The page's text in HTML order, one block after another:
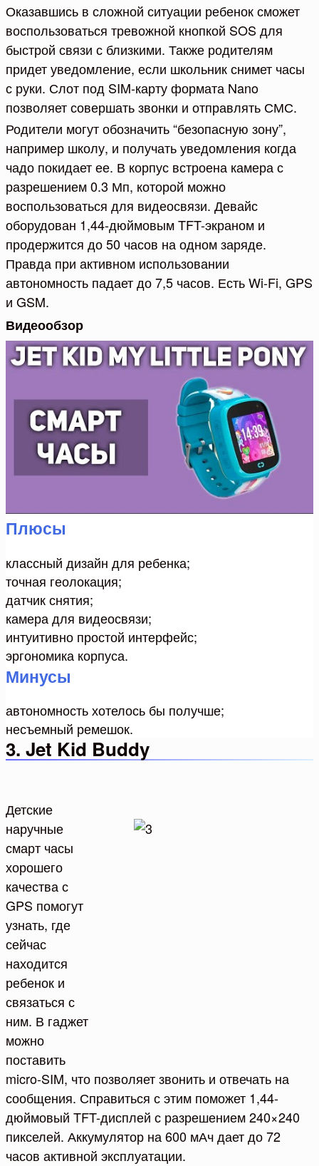
Оказавшись в сложной ситуации ребенок сможет
воспользоваться тревожной кнопкой SOS для
быстрой связи с близкими. Также родителям
придет уведомление, если школьник снимет часы
с руки. Слот под SIM-карту формата Nano
позволяет совершать звонки и отправлять СМС.
Родители могут обозначить “безопасную зону”,
например школу, и получать уведомления когда
чадо покидает ее. В корпус встроена камера с
разрешением 0.3 Мп, которой можно
воспользоваться для видеосвязи. Девайс
оборудован 1,44-дюймовым TFT-экраном и
продержится до 50 часов на одном заряде.
Правда при активном использовании
автономность падает до 7,5 часов. Есть Wi-Fi, GPS
и GSM.
Видеообзор
Плюсы
классный дизайн для ребенка;
точная геолокация;
датчик снятия;
камера для видеосвязи;
интуитивно простой интерфейс;
эргономика корпуса.
Минусы
автономность хотелось бы получше;
несъемный ремешок.
3. Jet Kid Buddy
Детские
наручные
смарт часы
хорошего
качества с
GPS помогут
узнать, где
сейчас
находится
ребенок и
связаться с
ним. В гаджет
можно
поставить
micro-SIM, что позволяет звонить и отвечать на
сообщения. Справиться с этим поможет 1,44-
дюймовый TFT-дисплей с разрешением 240×240
пикселей. Аккумулятор на 600 мАч дает до 72
часов активной эксплуатации.